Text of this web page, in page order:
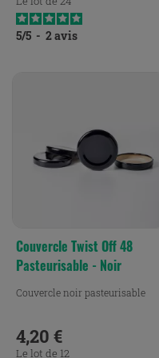
5/5 - 2avis
Couvercle Twist Off 48
Pasteurisable - Noir
Couvercle noir pasteurisable
Prix
4,20 €
Le lot de 12